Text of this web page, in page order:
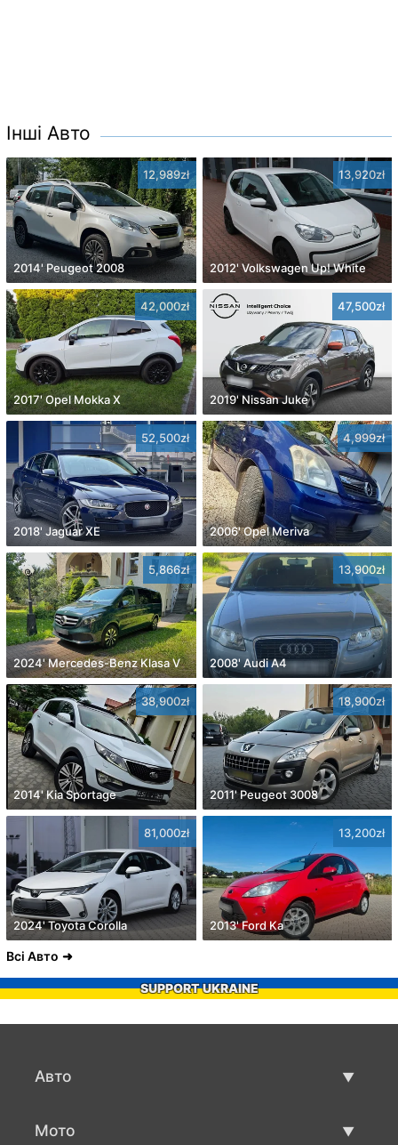
Інші Авто
12,989zł
2014' Peugeot 2008
13,920zł
2012' Volkswagen Up! White
42,000zł
2017' Opel Mokka X
47,500zł
2019' Nissan Juke
52,500zł
2018' Jaguar XE
4,999zł
2006' Opel Meriva
5,866zł
2024' Mercedes-Benz Klasa V
13,900zł
2008' Audi A4
38,900zł
2014' Kia Sportage
18,900zł
2011' Peugeot 3008
81,000zł
2024' Toyota Corolla
13,200zł
2013' Ford Ka
Всі Авто
SUPPORT UKRAINE
Авто
Мото